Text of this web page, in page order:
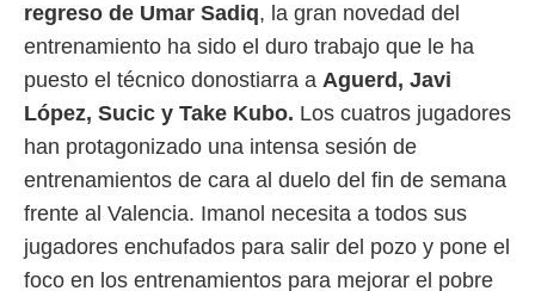
de
1199
regreso de Umar Sadiq, la gran novedad del
entrenamiento ha sido el duro trabajo que le ha
puesto el técnico donostiarra a Aguerd, Javi
López, Sucic y Take Kubo. Los cuatros jugadores
han protagonizado una intensa sesión de
entrenamientos de cara al duelo del fin de semana
frente al Valencia. Imanol necesita a todos sus
jugadores enchufados para salir del pozo y pone el
foco en los entrenamientos para mejorar el pobre